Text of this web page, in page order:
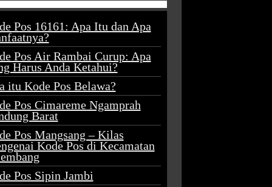
Pos 16161: Apa Itu dan Apa
Pos Air Rambai Curup: Apa
Harus Anda Ketahui?
itu Kode Pos Belawa?
Pos Cimareme Ngamprah
Barat
Pos Mangsang – Kilas
Kode Pos di Kecamatan
Pos Sipin Jambi